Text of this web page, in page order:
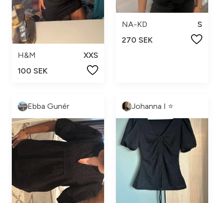
H&M
XXS
100 SEK
NA-KD
S
270 SEK
Ebba Gunér Johanna I ⭐️